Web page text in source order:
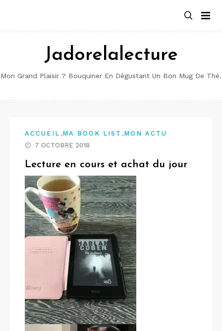
contenu
Jadorelalecture
Mon Grand Plaisir ? Bouquiner En Dégustant Un Bon Mug De Thé.
ACCUEIL ,MA BOOK LIST ,MON ACTU
7 OCTOBRE 2018
Lecture en cours et achat du jour